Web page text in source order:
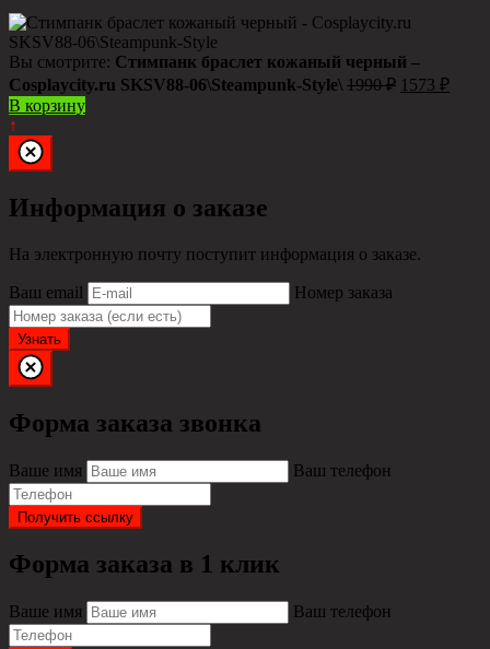
Вы смотрите: Стимпанк браслет кожаный черный –
Сosplaycity.ru SKSV88-06\Steampunk-Style\ 1990₽ 1573 ₽
В корзину
↑
Информация о заказе
На электронную почту поступит информация о заказе.
Ваш email Номер заказа
Узнать
Форма заказа звонка
Ваше имя Ваш телефон
Получить ссылку
Форма заказа в 1 клик
Ваше имя Ваш телефон